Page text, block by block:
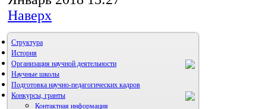
Наверх
Структура
История
Организация научной деятельности
Научные школы
Подготовка научно-педагогических кадров
Конкурсы, гранты
Контактная информация